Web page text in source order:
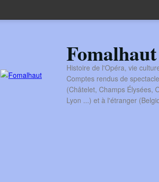
Fomalhaut
Histoire de l'Opéra, vie
Comptes rendus de
(Châtelet, Champs Élysées,
Lyon ...) et à l'étranger